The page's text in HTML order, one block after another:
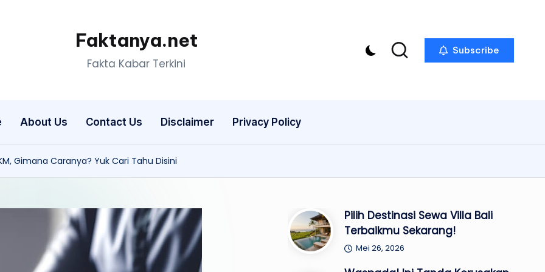
Faktanya.net
Fakta Kabar Terkini
Subscribe
About Us Contact Us Disclaimer Privacy Policy
Gimana Caranya? Yuk Cari Tahu Disini
Pilih Destinasi Sewa Villa Bali
Terbaikmu Sekarang!
Mei 26, 2026